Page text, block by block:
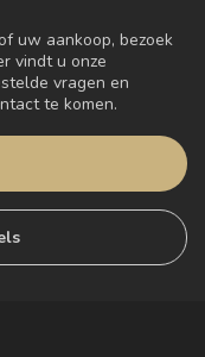
uw aankoop, bezoek
vindt u onze
vragen en
te komen.